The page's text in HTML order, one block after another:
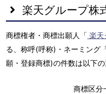
楽天グループ株
商標権者・商標出願人「 楽天
る、称呼(呼称)・ネーミング
願・登録商標)の件数は以下の
商標区分